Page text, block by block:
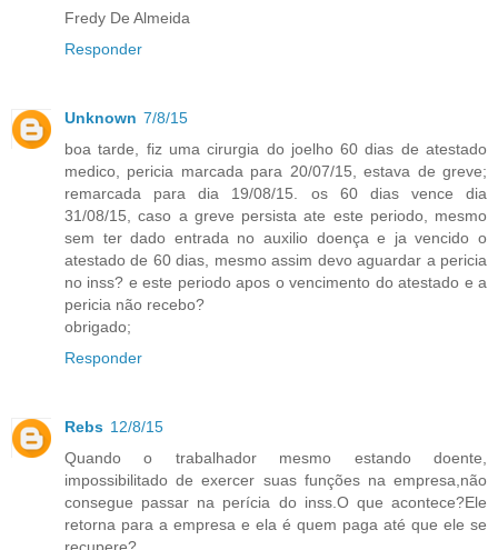
Fredy De Almeida
Responder
Unknown 7/8/15
boa tarde, fiz uma cirurgia do joelho 60 dias de atestado
medico, pericia marcada para 20/07/15, estava de greve;
remarcada para dia 19/08/15. os 60 dias vence dia
31/08/15, caso a greve persista ate este periodo, mesmo
sem ter dado entrada no auxilio doença e ja vencido o
atestado de 60 dias, mesmo assim devo aguardar a pericia
no inss? e este periodo apos o vencimento do atestado e a
pericia não recebo?
obrigado;
Responder
Rebs 12/8/15
Quando o trabalhador mesmo estando doente,
impossibilitado de exercer suas funções na empresa,não
consegue passar na perícia do inss.O que acontece?Ele
retorna para a empresa e ela é quem paga até que ele se
recupere?